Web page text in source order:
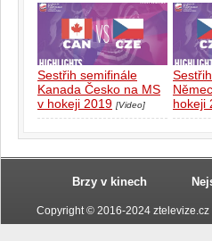
Sestřih semifinále
Kanada Česko na MS
v hokeji 2019 [Video]
hokeji
Brzy v kinech
Copyright © 2016-2024 ztelevize.cz